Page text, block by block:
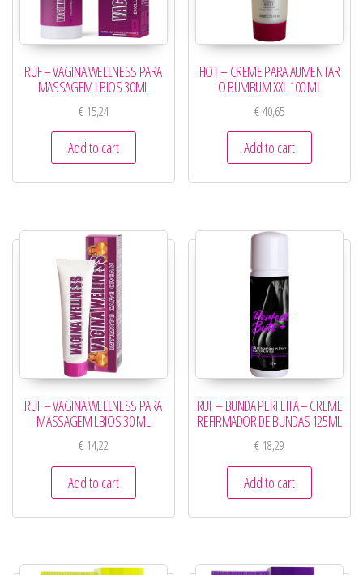
RUF – VAGINA WELLNESS PARA
MASSAGEM LBIOS 30ML
€15,24
Add to cart
HOT – CREME PARA AUMENTAR
O BUMBUM XXL 100 ML
€40,65
Add to cart
RUF – VAGINA WELLNESS PARA
MASSAGEM LBIOS 30 ML
€14,22
Add to cart
RUF – BUNDA PERFEITA – CREME
REFIRMADOR DE BUNDAS 125ML
€ 18,29
Add to cart